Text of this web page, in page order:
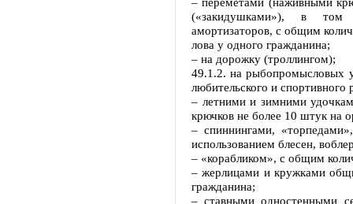
(«закидушками»), в том
амортизаторов, с общим
лова у одного гражданина;
– на дорожку (троллингом);
49.1.2. на рыбопромысловых
любительского и спортивного
– летними и зимними
крючков не более 10 штук на
– спиннингами,
использованием блесен,
– «корабликом», с общим
– жерлицами и кружками
гражданина;
– ставными одностенными